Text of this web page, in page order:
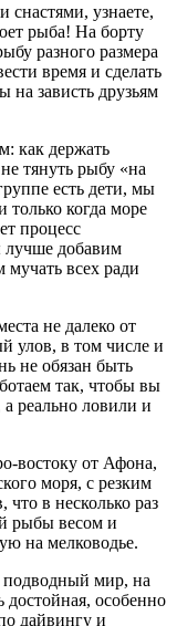
снастями, узнаете,
рыба! На борту
разного размера
время и сделать
на зависть друзьям
как держать
тянуть рыбу «на
есть дети, мы
только когда море
процесс
добавим
всех ради
не далеко от
улов, в том числе и
не обязан быть
так, чтобы вы
реально ловили и
востоку от Афона,
моря, с резким
в несколько раз
рыбы весом и
на мелководье.
подводный мир, на
особенно
дайвингу и